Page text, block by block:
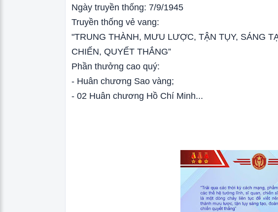
Ngày truyền thống: 7/9/1945
Truyền thống vẻ vang:
"TRUNG THÀNH, MƯU LƯỢC, TẬN TỤY, SÁNG
CHIẾN, QUYẾT THẮNG”
Phần thưởng cao quý:
- Huân chương Sao vàng;
- 02 Huân chương Hồ Chí Minh...